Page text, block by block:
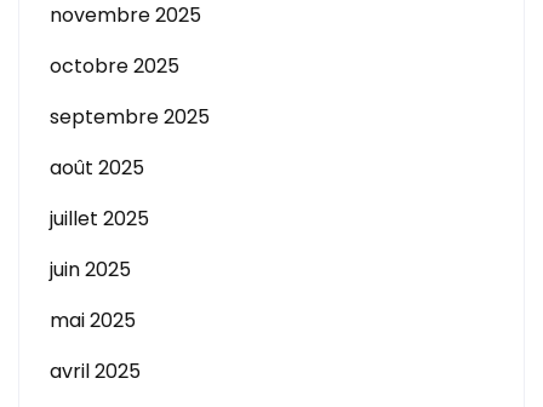
novembre 2025
octobre 2025
septembre 2025
août 2025
juillet 2025
juin 2025
mai 2025
avril 2025